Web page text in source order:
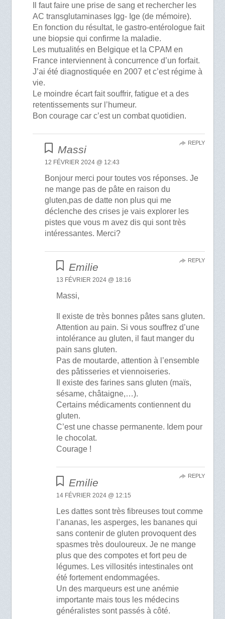
Il faut faire une prise de sang et rechercher les
AC transglutaminases Igg- Ige (de mémoire).
En fonction du résultat, le gastro-entérologue fait
une biopsie qui confirme la maladie.
Les mutualités en Belgique et la CPAM en
France interviennent à concurrence d’un forfait.
J’ai été diagnostiquée en 2007 et c’est régime à
vie.
Le moindre écart fait souffrir, fatigue et a des
retentissements sur l’humeur.
Bon courage car c’est un combat quotidien.
Massi
12 FÉVRIER 2024 @ 12:43
Bonjour merci pour toutes vos réponses. Je
ne mange pas de pâte en raison du
gluten,pas de datte non plus qui me
déclenche des crises je vais explorer les
pistes que vous m avez dis qui sont très
intéressantes. Merci?
REPLY
Emilie
13 FÉVRIER 2024 @ 18:16
Massi,
Il existe de très bonnes pâtes sans gluten.
Attention au pain. Si vous souffrez d’une
intolérance au gluten, il faut manger du
pain sans gluten.
Pas de moutarde, attention à l’ensemble
des pâtisseries et viennoiseries.
Il existe des farines sans gluten (maïs,
sésame, châtaigne,…).
Certains médicaments contiennent du
gluten.
C’est une chasse permanente. Idem pour
le chocolat.
Courage !
REPLY
Emilie
14 FÉVRIER 2024 @ 12:15
Les dattes sont très fibreuses tout comme
l’ananas, les asperges, les bananes qui
sans contenir de gluten provoquent des
spasmes très douloureux. Je ne mange
plus que des compotes et fort peu de
légumes. Les villosités intestinales ont
été fortement endommagées.
Un des marqueurs est une anémie
importante mais tous les médecins
généralistes sont passés à côté.
REPLY